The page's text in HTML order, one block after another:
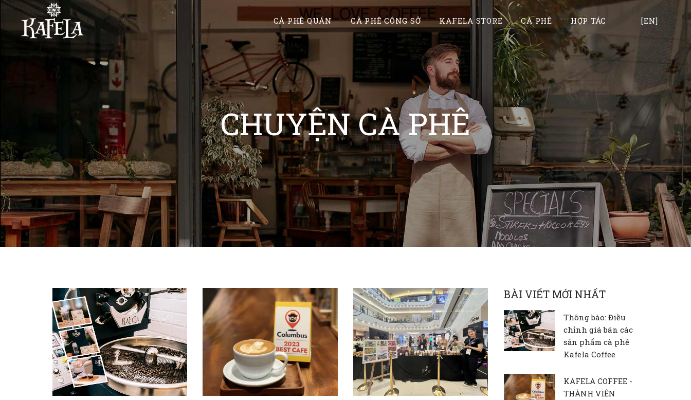
CÀ PHÊ QUÁN CÀ PHÊ CÔNG SỞ KAFELA STORE CÀ PHÊ HỢP TÁC [EN]
CHUYỆN CÀ PHÊ
BÀI VIẾT MỚI NHẤT
Thông báo: Điều
chỉnh giá bán các
sản phẩm cà phê
Kafela Coffee
KAFELA COFFEE -
THÀNH VIÊN